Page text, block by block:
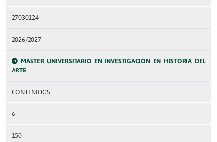
27030124
2026/2027
MÁSTER UNIVERSITARIO EN INVESTIGACIÓN EN HISTORIA DEL
ARTE
CONTENIDOS
6
150